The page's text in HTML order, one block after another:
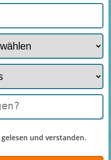
gelesen und verstanden.